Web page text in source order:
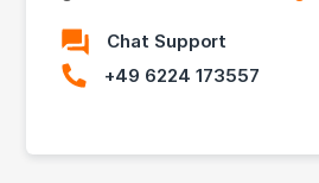
Chat Support
+49 6224 173557